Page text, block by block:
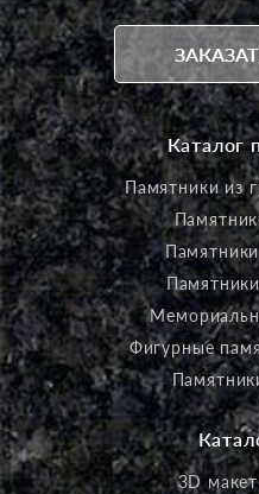
Каталог
Памятники из
Фигурные
3D